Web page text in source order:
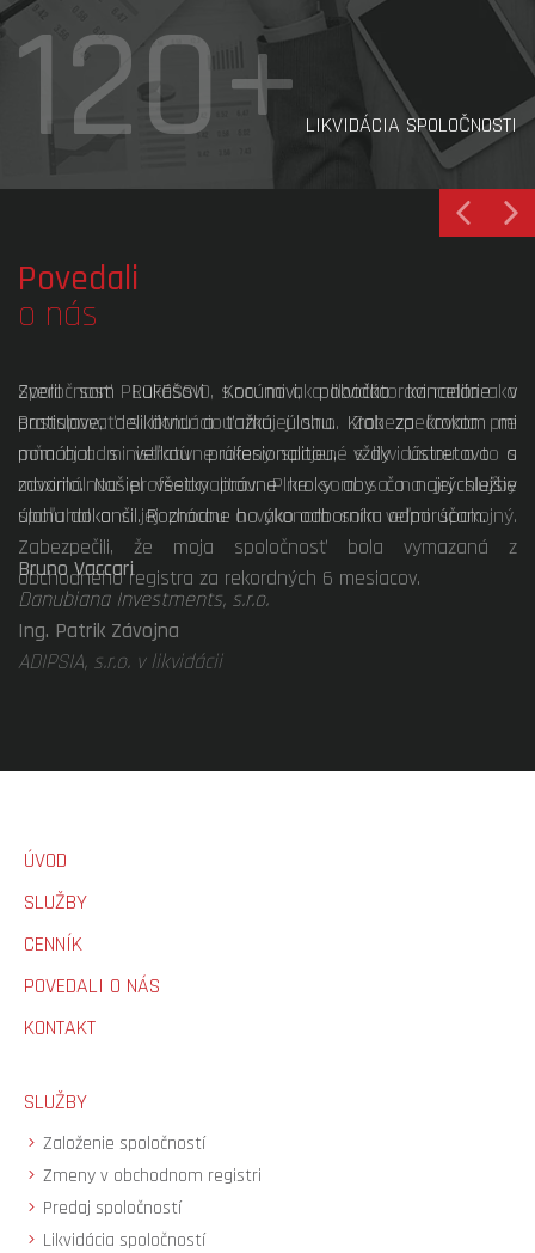
LIKVIDÁCIA SPOLOČNOSTI
120+
Povedali
o nás
Zveril som Lukášovi Kocúnovi, pobočka kancelárie v
Bratislave, delikátnu a ťažkú úlohu. Krok za krokom mi
pomáhal s veľkou profesionalitou, vždy ústretovo a
zdvorilo. Našiel všetky právne kroky aby čo najrýchlejšie
úlohu dokončil. Rozhodne ho ako odborníka odporúčam.
Bruno Vaccari
Danubiana Investments, s.r.o.
ÚVOD
SLUŽBY
CENNÍK
POVEDALI O NÁS
KONTAKT
SLUŽBY
Založenie spoločností
Zmeny v obchodnom registri
Predaj spoločností
Likvidácia spoločností